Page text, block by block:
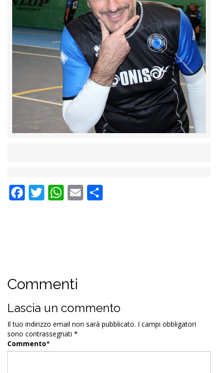
Facebook
Twitter
WhatsApp
Email
Commenti
Lascia un commento
Il tuo indirizzo email non sarà pubblicato. I campi obbligatori
sono contrassegnati *
Commento*